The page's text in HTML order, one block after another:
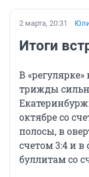
2 марта, 20:31
Итоги
В
трижды
октябре со
полосы, в
счетом 3:4 и
буллитам со